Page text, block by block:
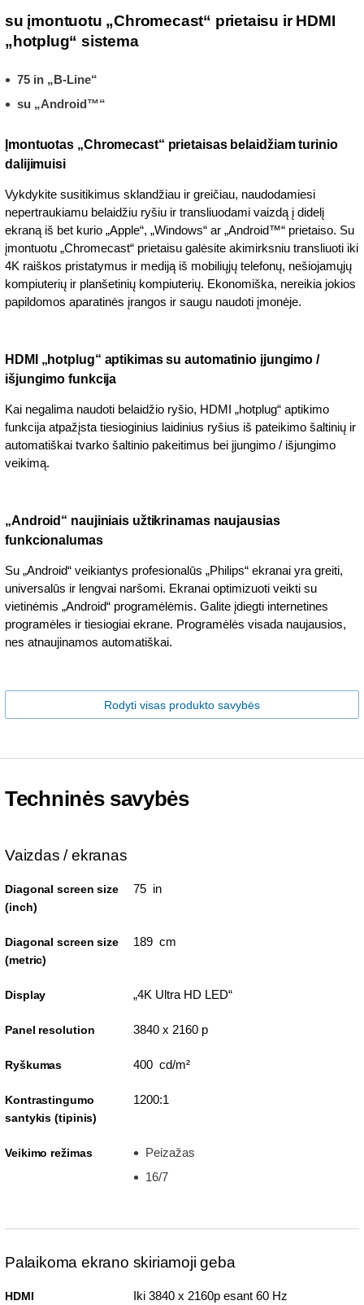
su įmontuotu „Chromecast“ prietaisu ir HDMI
„hotplug“ sistema
75 in „B-Line“
su „Android™“
Įmontuotas „Chromecast“ prietaisas belaidžiam turinio
dalijimuisi
Vykdykite susitikimus sklandžiau ir greičiau, naudodamiesi
nepertraukiamu belaidžiu ryšiu ir transliuodami vaizdą į didelį
ekraną iš bet kurio „Apple“, „Windows“ ar „Android™“ prietaiso. Su
įmontuotu „Chromecast“ prietaisu galėsite akimirksniu transliuoti iki
4K raiškos pristatymus ir mediją iš mobiliųjų telefonų, nešiojamųjų
kompiuterių ir planšetinių kompiuterių. Ekonomiška, nereikia jokios
papildomos aparatinės įrangos ir saugu naudoti įmonėje.
HDMI „hotplug“ aptikimas su automatinio įjungimo /
išjungimo funkcija
Kai negalima naudoti belaidžio ryšio, HDMI „hotplug“ aptikimo
funkcija atpažįsta tiesioginius laidinius ryšius iš pateikimo šaltinių ir
automatiškai tvarko šaltinio pakeitimus bei įjungimo / išjungimo
veikimą.
„Android“ naujiniais užtikrinamas naujausias
funkcionalumas
Su „Android“ veikiantys profesionalūs „Philips“ ekranai yra greiti,
universalūs ir lengvai naršomi. Ekranai optimizuoti veikti su
vietinėmis „Android“ programėlėmis. Galite įdiegti internetines
programėles ir tiesiogiai ekrane. Programėlės visada naujausios,
nes atnaujinamos automatiškai.
Rodyti visas produkto savybės
Techninės savybės
Vaizdas / ekranas
Diagonal screen size
(inch)
75 in
Diagonal screen size
(metric)
189 cm
Display „4K Ultra HD LED“
Panel resolution 3840 x 2160 p
Ryškumas 400 cd/m²
Kontrastingumo
santykis (tipinis)
1200:1
Veikimo režimas
Peizažas
16/7
Palaikoma ekrano skiriamoji geba
HDMI Iki 3840 x 2160p esant 60 Hz